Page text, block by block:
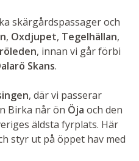
skärgårdspassager och
, Oxdjupet, Tegelhällan,
, innan vi går förbi
Skans.
, där vi passerar
Birka når ön Öja och den
äldsta fyrplats. Här
styr ut på öppet hav med